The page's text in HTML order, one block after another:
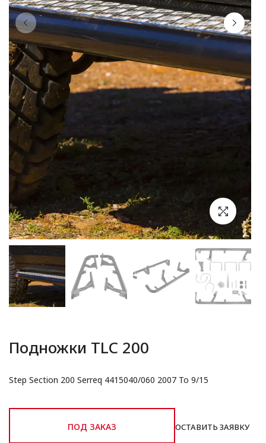
Войти
Выбор языка
Выбор валюты
Подножки TLC 200
Step Section 200 Serreq 4415040/060 2007 To 9/15
ПОД ЗАКАЗ ОСТАВИТЬ ЗАЯВКУ